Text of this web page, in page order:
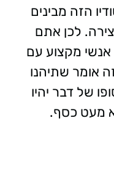
הזה מבינים
לכן אתם
מקצוע עם
אומר שתיהנו
של דבר יהיו
מעט כסף.